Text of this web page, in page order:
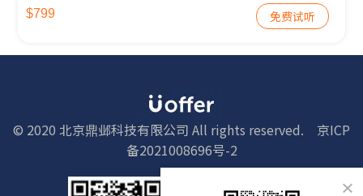
$799 免费试听
×
© 2020 北京鼎邺科技有限公司 All rights reserved.
京ICP
备2021008696号-2